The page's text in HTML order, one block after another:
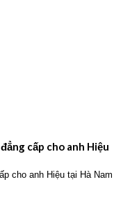
cấp cho anh Hiệu
cho anh Hiệu tại Hà Nam